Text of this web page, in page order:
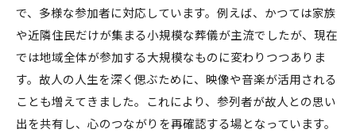
高岡市の葬儀における独自の風習とその魅力
地域特有の葬儀のしきたり
高岡市の葬儀に見る独自性
風習に込められた歴史と意義
地域のアイデンティティが反映された葬儀
で、多様な参加者に対応しています。例えば、かつては家族
や近隣住民だけが集まる小規模な葬儀が主流でしたが、現在
では地域全体が参加する大規模なものに変わりつつありま
す。故人の人生を深く偲ぶために、映像や音楽が活用される
ことも増えてきました。これにより、参列者が故人との思い
出を共有し、心のつながりを再確認する場となっています。